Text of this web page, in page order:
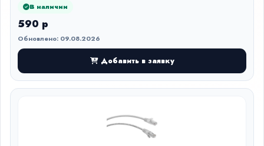
В наличии
590 р
Обновлено: 09.08.2026
Добавить в заявку